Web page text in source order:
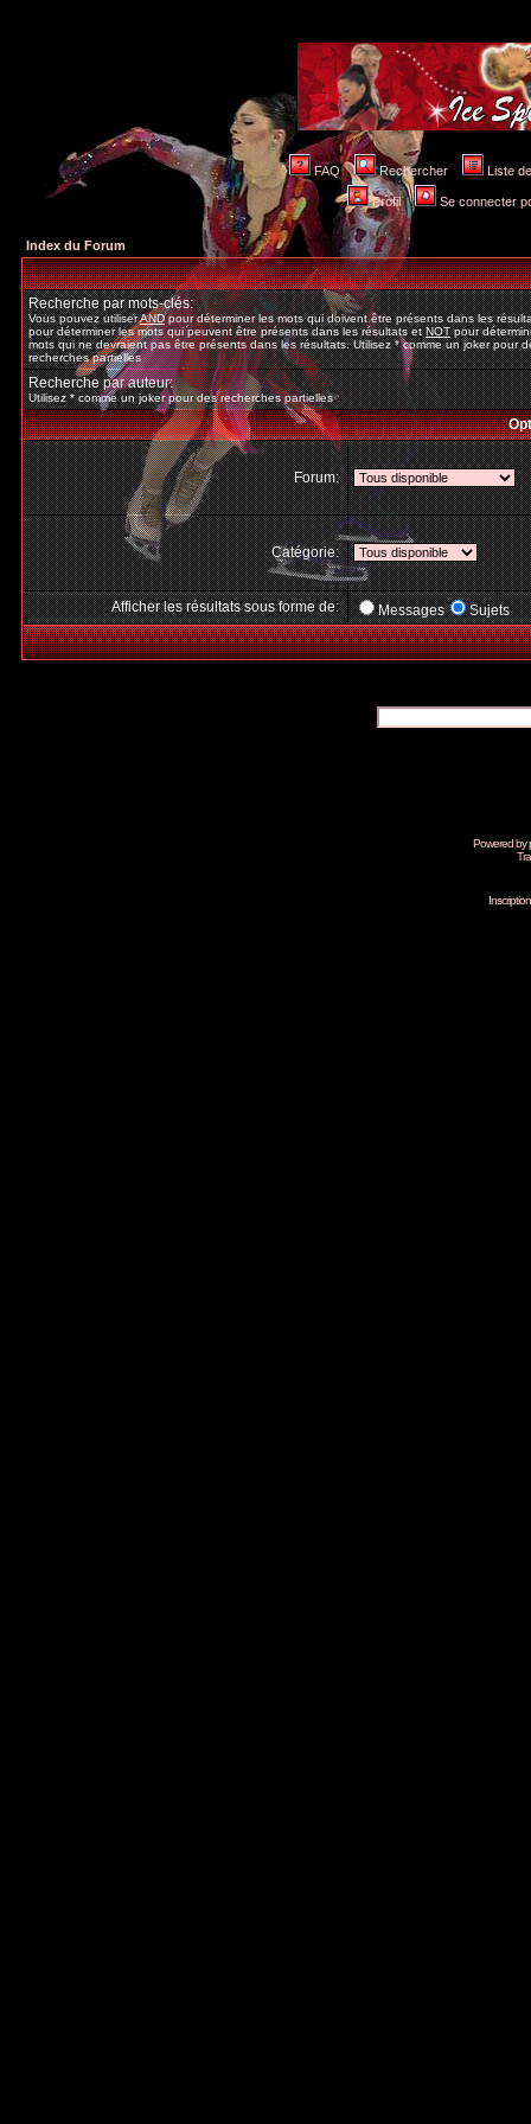
FAQ Rechercher Liste
Profil Se connecter
Index du Forum
Recherche par mots-clés:
Vous pouvez utiliserANDpour déterminer les mots qui doivent être présents dans les
pour déterminer les mots qui peuvent être présents dans les résultats etNOTpour
mots qui ne devraient pas être présents dans les résultats. Utilisez * comme un joker pour
recherches partielles
Recherche par auteur:
Utilisez * comme un joker pour des recherches partielles
Forum:
Catégorie:
Afficher les résultats sous forme de: Messages Sujets
Powered by